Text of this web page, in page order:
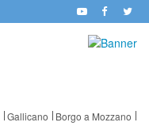
Gallicano
Borgo a Mozzano